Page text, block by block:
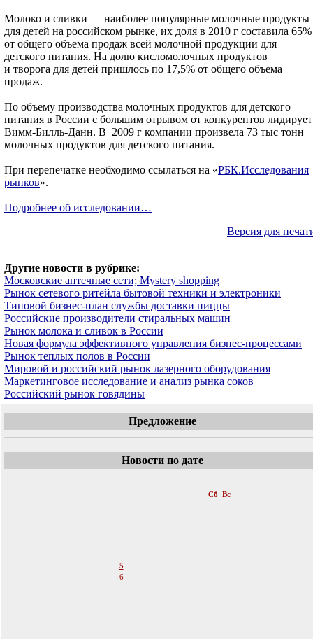
Молоко и сливки — наиболее популярные молочные продукты
для детей на российском рынке, их доля в 2010 г составила 65%
от общего объема продаж всей молочной продукции для
детского питания. На долю кисломолочных продуктов
и творога для детей пришлось по 17,5% от общего объема
продаж.
По объему производства молочных продуктов для детского
питания в России с большим отрывом от конкурентов лидирует
Вимм-Билль-Данн. В 2009 г компании произвела 73 тыс тонн
молочных продуктов для детского питания.
При перепечатке необходимо ссылаться на «РБК.Исследования
рынков».
Подробнее об исследовании…
Версия для
Другие новости в рубрике:
Московские аптечные сети; Mystery shopping
Рынок сетевого ритейла бытовой техники и электроники
Типовой бизнес-план службы доставки пиццы
Российские производители стиральных машин
Рынок молока и сливок в России
Новая формула эффективного управления бизнес-процессами
Рынок теплых полов в России
Мировой и российский рынок лазерного оборудования
Маркетинговое исследование и анализ рынка соков
Российский рынок говядины
Предложение
Новости по дате
Сб Вс
5
6